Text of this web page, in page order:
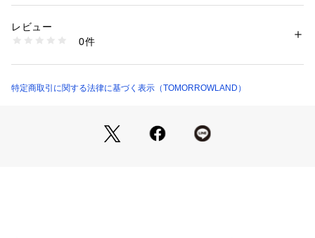
プロポーション、クラシックなカット、完璧なフィットを併せ
持つ”エッセンシャルウェア＝最高のベーシック”を提供するた
”完璧なものは存在しない”という信念を掲げ、素材や技術、製
た概念は存在せず、常にNDXの製造における探求、実験、発明
の最新の結果が反映されたプロダクトをリリースしていく。
素材：コットン100％
洗濯：洗濯機、漂白不可、タンブル乾燥可、アイロン仕上げ可、ドライ不
商品番号：1095000008295 （モール）
レビュー
0件
特定商取引に関する法律に基づく表示（TOMORROWLAND）